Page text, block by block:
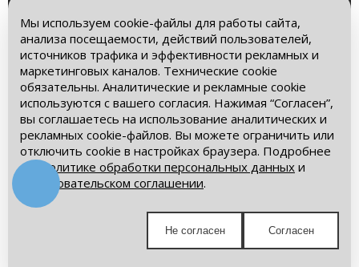
Санкт-Петербург Саранск Саратов Смоленск Сочи Ставрополь Стерлитамак
Сургут Таганрог Тамбов Тверь Томск Тула Тюмень Улан-Удэ Ульяновск Уфа
Хабаровск Чебоксары Челябинск Череповец Чита Ярославль
2026 © Компания «Буровые Машины». Все права
защищены. Обращаем Ваше внимание на то, что данный
интернет-сайт носит исключительно информационный
характер и ни при каких условиях информационные
материалы и цены, размещенные на сайте, не является
публичной офертой, определяемой положениями Статьи
437 Гражданского кодекса РФ.
Политика обработки персональных данных
Пользовательское соглашение
Мы в социальных сетях:
Получите выгодное предложение!
Мы используем cookie-файлы для работы сайта,
анализа посещаемости, действий пользователей,
источников трафика и эффективности рекламных и
маркетинговых каналов. Технические cookie
обязательны. Аналитические и рекламные cookie
используются с вашего согласия. Нажимая “Согласен”,
вы соглашаетесь на использование аналитических и
рекламных cookie-файлов. Вы можете ограничить или
отключить cookie в настройках браузера. Подробнее
– в
Политике обработки персональных данных и
Пользовательском соглашении.
Согласен
Не согласен